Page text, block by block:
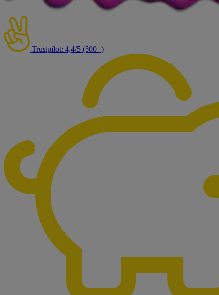
Trustpilot: 4,4/5 (500+)